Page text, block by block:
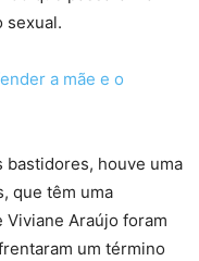
sexual.
a mãe e o
bastidores, houve uma
que têm uma
Araújo foram
um término